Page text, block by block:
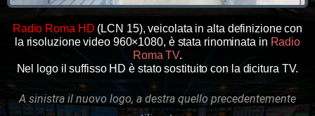
Radio Roma HD (LCN 15), veicolata in alta definizione con
la risoluzione video 960×1080, è stata rinominata in Radio
Roma TV.
Nel logo il suffisso HD è stato sostituito con la dicitura TV.
A sinistra il nuovo logo, a destra quello precedentemente